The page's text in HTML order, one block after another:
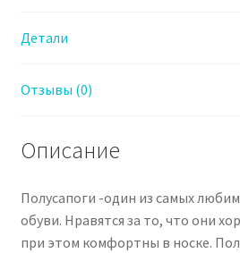
Детали
Отзывы (0)
Описание
Полусапоги -один из самых
обуви. Нравятся за то, что они
при этом комфортны в носке.